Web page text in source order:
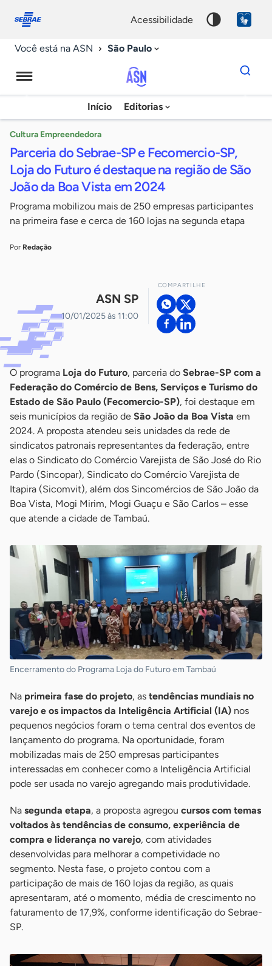
conosco
acessibilidade
Você está na ASN São Paulo
Agência
Sebrae
Notícias
Início Editorias
Dados
para
chave
Cultura Empreendedora
Parceria do Sebrae-SP e Fecomercio-SP,
Loja do Futuro é destaque na região de São
João da Boa Vista em 2024
Programa mobilizou mais de 250 empresas participantes
na primeira fase e cerca de 160 lojas na segunda etapa
Por Redação
ASN SP
10/01/2025 às 11:00
COMPARTILHE
O programa Loja do Futuro, parceria do Sebrae-SP com a
Federação do Comércio de Bens, Serviços e Turismo do
Estado de São Paulo (Fecomercio-SP), foi destaque em
seis municípios da região de São João da Boa Vista em
2024. A proposta atendeu seis unidades da rede de
sindicatos patronais representantes da federação, entre
elas o Sindicato do Comércio Varejista de São José do Rio
Pardo (Sincopar), Sindicato do Comércio Varejista de
Itapira (Sicomvit), além dos Sincomércios de São João da
Boa Vista, Mogi Mirim, Mogi Guaçu e São Carlos – esse
que atende a cidade de Tambaú.
Encerramento do Programa Loja do Futuro em Tambaú
Na primeira fase do projeto, as tendências mundiais no
varejo e os impactos da Inteligência Artificial (IA) nos
pequenos negócios foram o tema central dos eventos de
lançamento do programa. Na oportunidade, foram
mobilizadas mais de 250 empresas participantes
interessadas em conhecer como a Inteligência Artificial
pode ser usada no varejo agregando mais produtividade.
Na segunda etapa, a proposta agregou cursos com temas
voltados às tendências de consumo, experiência de
compra e liderança no varejo, com atividades
desenvolvidas para melhorar a competividade no
segmento. Nesta fase, o projeto contou com a
participação de mais de 160 lojas da região, as quais
apresentaram, até o momento, média de crescimento no
faturamento de 17,9%, conforme identificação do Sebrae-
SP.